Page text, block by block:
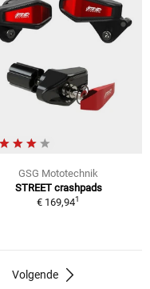
GSG Mototechnik
STREET crashpads
€ 169,941
Volgende